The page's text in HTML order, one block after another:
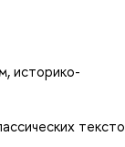
историко-